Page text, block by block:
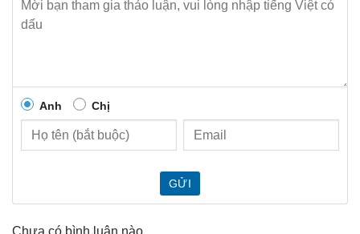
Anh Chị
GỬI
Chưa có bình luận nào